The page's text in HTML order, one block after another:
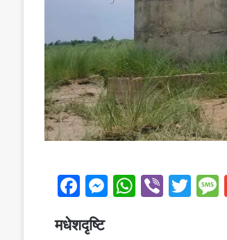
F
c
M
W
Vi
T
मधेशदृष्टि